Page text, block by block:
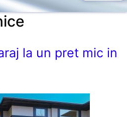
la un pret mic in